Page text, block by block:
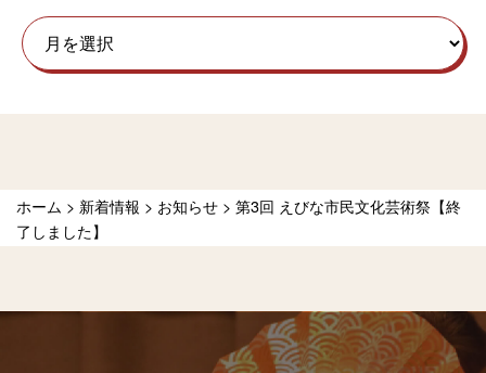
ホーム > 新着情報 > お知らせ > 第3回 えびな市民文化芸術祭【終
了しました】